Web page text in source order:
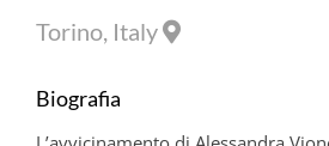
Torino, Italy
Biografia